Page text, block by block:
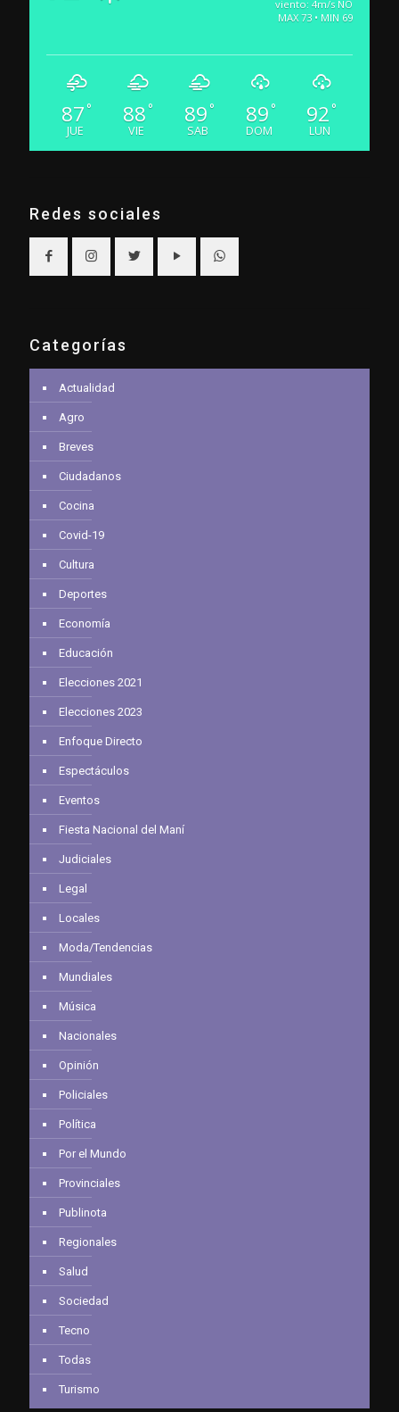
viento: 4m/s NO
MAX 73 • MIN 69
87 °
JUE
88 °
VIE
89 °
SAB
89 °
DOM
92 °
LUN
Redes sociales
Categorías
Actualidad
Agro
Breves
Ciudadanos
Cocina
Covid-19
Cultura
Deportes
Economía
Educación
Elecciones 2021
Elecciones 2023
Enfoque Directo
Espectáculos
Eventos
Fiesta Nacional del Maní
Judiciales
Legal
Locales
Moda/Tendencias
Mundiales
Música
Nacionales
Opinión
Policiales
Política
Por el Mundo
Provinciales
Publinota
Regionales
Salud
Sociedad
Tecno
Todas
Turismo